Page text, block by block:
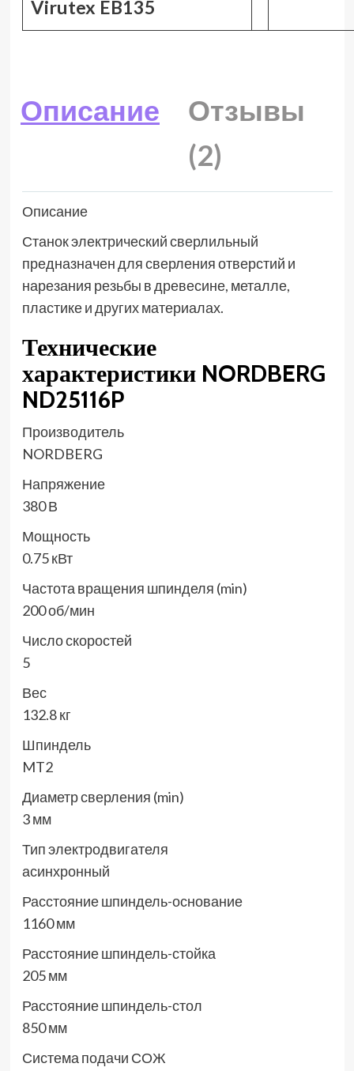
Virutex EB135
Описание
Отзывы
(2)
Описание
Станок электрический сверлильный
предназначен для сверления отверстий и
нарезания резьбы в древесине, металле,
пластике и других материалах.
Технические
характеристики NORDBERG
ND25116P
Производитель
NORDBERG
Напряжение
380 В
Мощность
0.75 кВт
Частота вращения шпинделя (min)
200 об/мин
Число скоростей
5
Вес
132.8 кг
Шпиндель
MT2
Диаметр сверления (min)
3 мм
Тип электродвигателя
асинхронный
Расстояние шпиндель-основание
1160 мм
Расстояние шпиндель-стойка
205 мм
Расстояние шпиндель-стол
850 мм
Система подачи СОЖ